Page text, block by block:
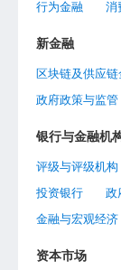
行为金融 消
新金融
区块链及供应链
政府政策与监管
银行与金融机
评级与评级机构
投资银行
政
金融与宏观经济
资本市场